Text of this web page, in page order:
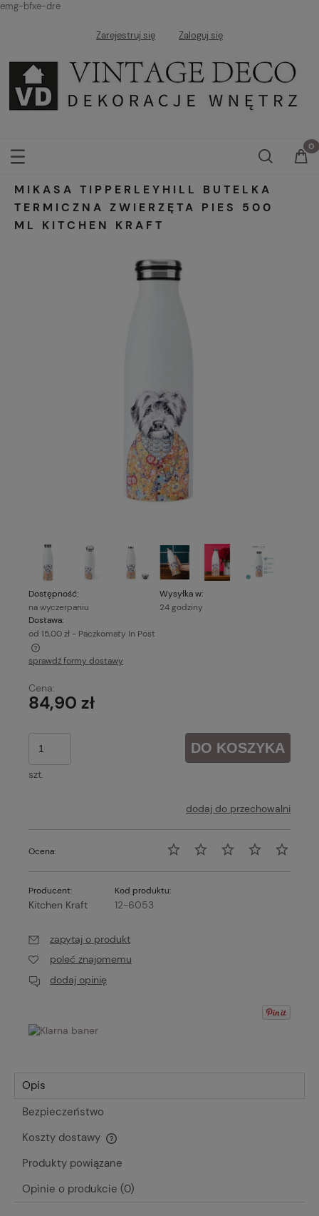
emg-bfxe-dre
Zarejestruj się Zaloguj się
MIKASA TIPPERLEYHILL BUTELKA
TERMICZNA ZWIERZĘTA PIES 500
ML KITCHEN KRAFT
Dostępność:
na wyczerpaniu
Wysyłka w:
24 godziny
Dostawa:
od 15,00 zł - Paczkomaty In Post
Cena nie zawiera ewentualnych kosztów płatności
sprawdź formy dostawy
Cena:
84,90 zł
szt.
DO KOSZYKA
dodaj do przechowalni
Ocena:
Producent:
Kitchen Kraft
Kod produktu:
12-6053
zapytaj o produkt
poleć znajomemu
dodaj opinię
Opis
Bezpieczeństwo
Koszty dostawy
Cena nie zawiera ewentualnych kosztów płatności
Produkty powiązane
Opinie o produkcie (0)